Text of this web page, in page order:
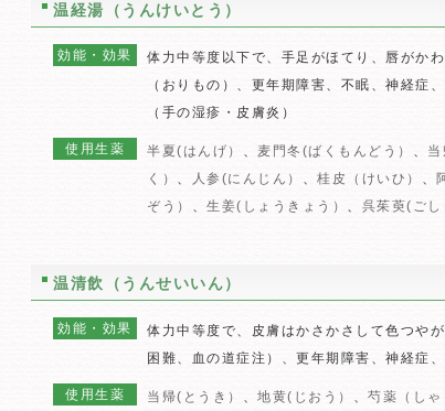
温経湯（うんけいとう）
効能・効果
体力中等度以下で、手足がほてり、唇がか
（おりもの）、更年期障害、不眠、神経症
（手の湿疹・皮膚炎）
使用生薬 半夏(はんげ） 、 麦門冬(ばくもんどう） 、 当
く） 、 人参(にんじん） 、 桂皮（けいひ） 、
ぞう）
、 生姜(しょうきょう） 、 呉茱萸(ごし
温清飲（うんせいいん）
効能・効果
体力中等度で、皮膚はかさかさして色つや
困難、血の道症注）、更年期障害、神経症
使用生薬 当帰(とうき） 、 地黄(じおう） 、 芍薬（しゃ